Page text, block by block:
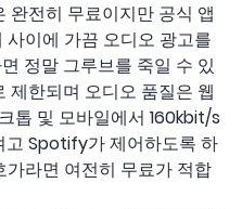
전히 무료이지만 공식 앱
이에 가끔 오디오 광고를
정말 그루브를 죽일 수 있
제한되며 오디오 품질은 웹
톱 및 모바일에서 160kbit/s
고 Spotify가 제어하도록 하
라면 여전히 무료가 적합